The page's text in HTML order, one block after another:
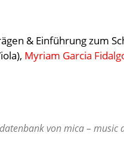
& Einführung zum
Myriam Garcia
von mica –